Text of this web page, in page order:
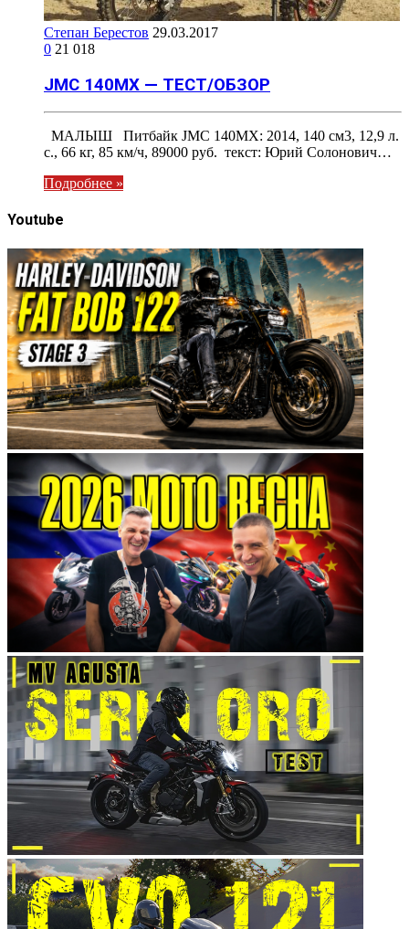
Степан Берестов 29.03.2017
0 21 018
JMC 140MX — ТЕСТ/ОБЗОР
МАЛЫШ Питбайк JMC 140MX: 2014, 140 см3, 12,9 л.
с., 66 кг, 85 км/ч, 89000 руб. текст: Юрий Солонович…
Подробнее »
Youtube